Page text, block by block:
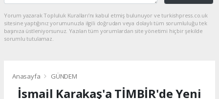
Yorum yazarak Topluluk Kuralları’nı kabul etmiş bulunuyor ve turkishpress.co.uk
sitesine yaptığınız yorumunuzla ilgili doğrudan veya dolaylı tüm sorumluluğu tek
başınıza üstleniyorsunuz. Yazılan tüm yorumlardan site yönetimi hiçbir şekilde
sorumlu tutulamaz.
Anasayfa GÜNDEM
İsmail Karakaş'a TİMBİR'de Yeni